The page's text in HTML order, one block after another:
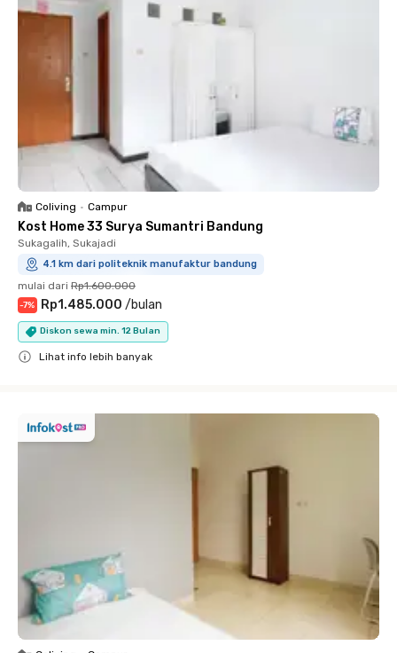
Coliving • Campur
Kost Home 33 Surya Sumantri Bandung
Sukagalih, Sukajadi
4.1 km dari politeknik manufaktur bandung
mulai dari Rp1.600.000
-7% Rp1.485.000 /bulan
Diskon sewa min. 12 Bulan
Lihat info lebih banyak